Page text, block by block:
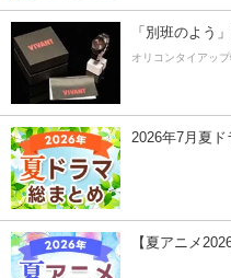
「別班のよう
オリコンタイアッ
2026年7月夏
【夏アニメ